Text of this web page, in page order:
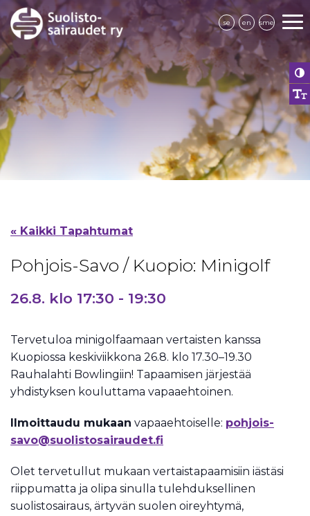
se en sme
« Kaikki Tapahtumat
Pohjois-Savo / Kuopio: Minigolf
26.8. klo 17:30 - 19:30
Tervetuloa minigolfaamaan vertaisten kanssa
Kuopiossa keskiviikkona 26.8. klo 17.30–19.30
Rauhalahti Bowlingiin! Tapaamisen järjestää
yhdistyksen kouluttama vapaaehtoinen.
Ilmoittaudu mukaan vapaaehtoiselle: pohjois-
savo@suolistosairaudet.fi
Olet tervetullut mukaan vertaistapaamisiin iästäsi
riippumatta ja olipa sinulla tulehduksellinen
suolistosairaus, ärtyvän suolen oireyhtymä,